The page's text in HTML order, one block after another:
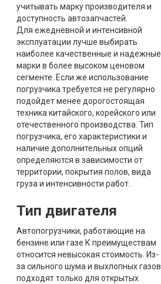
учитывать марку производителя и
доступность автозапчастей.
Для ежедневной и интенсивной
эксплуатации лучше выбирать
наиболее качественные и надежные
марки в более высоком ценовом
сегменте. Если же использование
погрузчика требуется не регулярно
подойдет менее дорогостоящая
техника китайского, корейского или
отечественного производства. Тип
погрузчика, его характеристики и
наличие дополнительных опций
определяются в зависимости от
территории, покрытия полов, вида
груза и интенсивности работ.
Тип двигателя
Автопогрузчики, работающие на
бензине или газе К преимуществам
относится невысокая стоимость. Из-
за сильного шума и выхлопных газов
подходят только для открытых